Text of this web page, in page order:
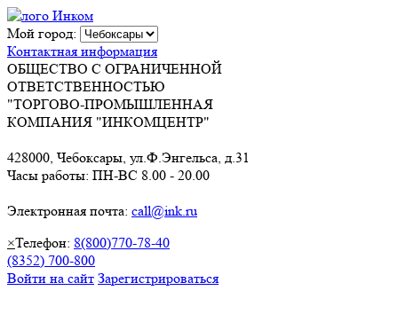
Мой город:
Контактная информация
ОБЩЕСТВО С ОГРАНИЧЕННОЙ
ОТВЕТСТВЕННОСТЬЮ
"ТОРГОВО-ПРОМЫШЛЕННАЯ
КОМПАНИЯ "ИНКОМЦЕНТР"
428000, Чебоксары, ул.Ф.Энгельса, д.31
Часы работы: ПН-ВС 8.00 - 20.00
Электронная почта: call@ink.ru
×Телефон: 8(800)770-78-40
(8352) 700-800
Войти на сайт Зарегистрироваться